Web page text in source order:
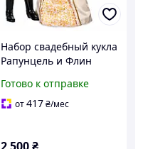
Набор свадебный кукла
Рапунцель и Флин
Flynn Rider Wedding
Doll Set
Готово к отправке
от417₴/мес